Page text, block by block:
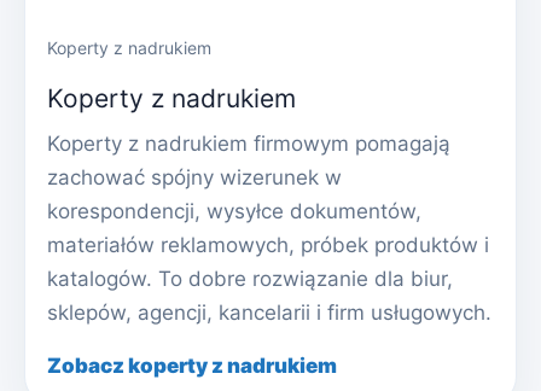
Koperty z nadrukiem
Koperty z nadrukiem
Koperty z nadrukiem firmowym pomagają
zachować spójny wizerunek w
korespondencji, wysyłce dokumentów,
materiałów reklamowych, próbek produktów i
katalogów. To dobre rozwiązanie dla biur,
sklepów, agencji, kancelarii i firm usługowych.
Zobacz koperty z nadrukiem